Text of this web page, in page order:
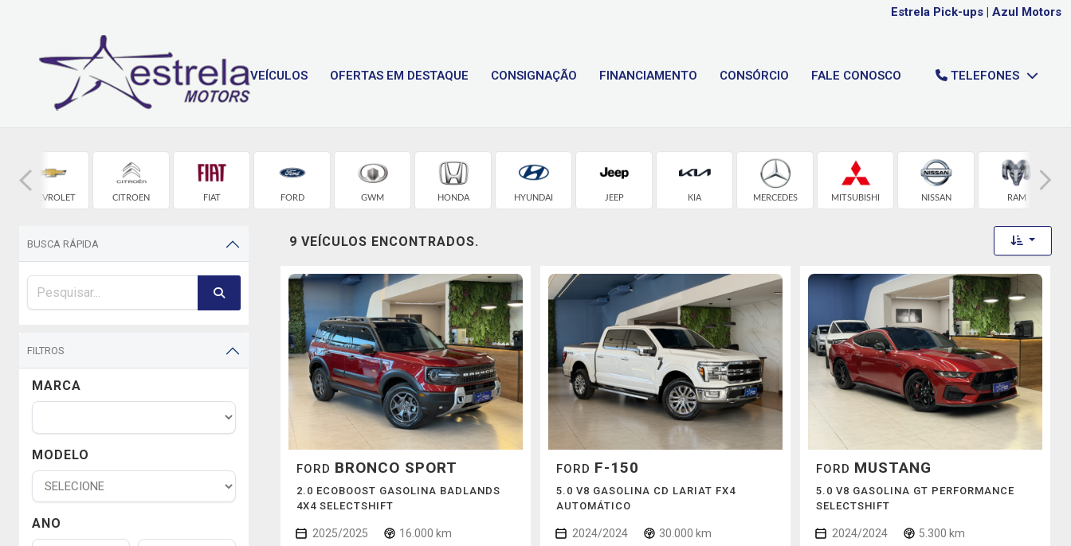
Estrela Pick-ups | Azul Motors
VEÍCULOS OFERTAS EM DESTAQUE CONSIGNAÇÃO FINANCIAMENTO CONSÓRCIO FALE CONOSCO TELEFONES
CHEVROLET CITROEN FIAT FORD GWM HONDA HYUNDAI JEEP KIA MERCEDES MITSUBISHI NISSAN RAM
BUSCA RÁPIDA
FILTROS
MARCA
MODELO
ANO
9 VEÍCULOS ENCONTRADOS. Toggle
FORD BRONCO SPORT
2.0 ECOBOOST GASOLINA BADLANDS
4X4 SELECTSHIFT
2025/2025 16.000 km
FORD F-150
5.0 V8 GASOLINA CD LARIAT FX4
AUTOMÁTICO
2024/2024 30.000 km
FORD MUSTANG
5.0 V8 GASOLINA GT PERFORMANCE
SELECTSHIFT
2024/2024 5.300 km